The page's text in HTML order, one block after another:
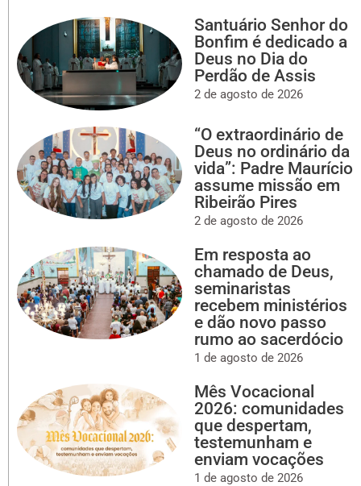
Santuário Senhor do
Bonfim é dedicado a
Deus no Dia do
Perdão de Assis
2 de agosto de 2026
“O extraordinário de
Deus no ordinário da
vida”: Padre Maurício
assume missão em
Ribeirão Pires
2 de agosto de 2026
Em resposta ao
chamado de Deus,
seminaristas
recebem ministérios
e dão novo passo
rumo ao sacerdócio
1 de agosto de 2026
Mês Vocacional
2026: comunidades
que despertam,
testemunham e
enviam vocações
1 de agosto de 2026